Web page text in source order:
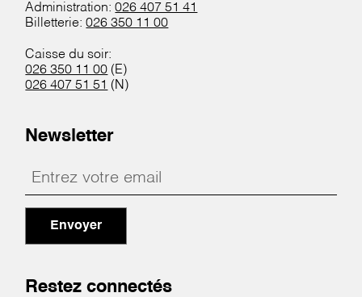
Administration:026 407 51 41
Billetterie:026 350 11 00
Caisse du soir:
026 350 11 00 (E)
026 407 51 51 (N)
Newsletter
Envoyer
Restez connectés